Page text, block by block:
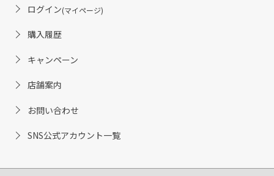
ログイン(マイページ)
購入履歴
キャンペーン
店舗案内
お問い合わせ
SNS公式アカウント一覧